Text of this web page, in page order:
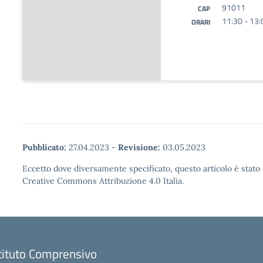
CAP 91011
ORARI 11:30 -
Pubblicato: 27.04.2023 - Revisione: 03.05.2023
Eccetto dove diversamente specificato, questo articolo è
Creative Commons Attribuzione 4.0 Italia.
Comprensivo